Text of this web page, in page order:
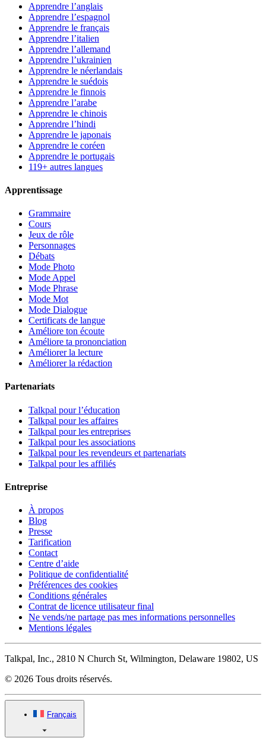
Apprendre l’anglais
Apprendre l’espagnol
Apprendre le français
Apprendre l’italien
Apprendre l’allemand
Apprendre l’ukrainien
Apprendre le néerlandais
Apprendre le suédois
Apprendre le finnois
Apprendre l’arabe
Apprendre le chinois
Apprendre l’hindi
Apprendre le japonais
Apprendre le coréen
Apprendre le portugais
119+ autres langues
Apprentissage
Grammaire
Cours
Jeux de rôle
Personnages
Débats
Mode Photo
Mode Appel
Mode Phrase
Mode Mot
Mode Dialogue
Certificats de langue
Améliore ton écoute
Améliore ta prononciation
Améliorer la lecture
Améliorer la rédaction
Partenariats
Talkpal pour l’éducation
Talkpal pour les affaires
Talkpal pour les entreprises
Talkpal pour les associations
Talkpal pour les revendeurs et partenariats
Talkpal pour les affiliés
Entreprise
À propos
Blog
Presse
Tarification
Contact
Centre d’aide
Politique de confidentialité
Préférences des cookies
Conditions générales
Contrat de licence utilisateur final
Ne vends/ne partage pas mes informations personnelles
Mentions légales
Talkpal, Inc., 2810 N Church St, Wilmington, Delaware 19802, US
© 2026 Tous droits réservés.
Français